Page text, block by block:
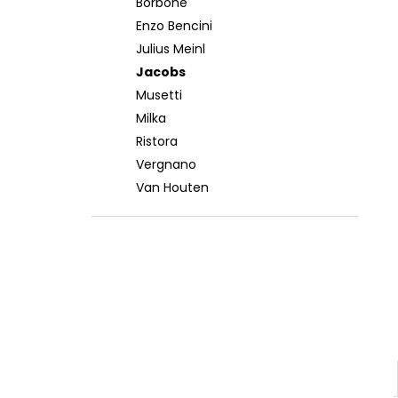
Enzo Bencini
Julius Meinl
Jacobs
Musetti
Milka
Ristora
Vergnano
Van Houten
MOKATE 2IN1 XXL 24 KS
€5,50